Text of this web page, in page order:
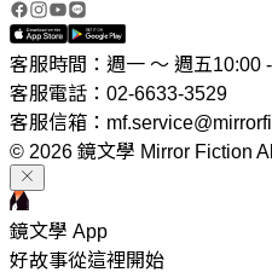
客服時間：週一 ～ 週五10:00
客服電話：02-6633-3529
客服信箱：
© 2026 鏡文學 Mirror Fiction
鏡文學 App
好故事從這裡開始